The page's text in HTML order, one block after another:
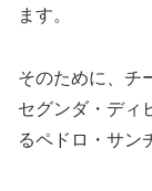
ます。
そのために、チ
セグンダ・ディ
るペドロ・サン